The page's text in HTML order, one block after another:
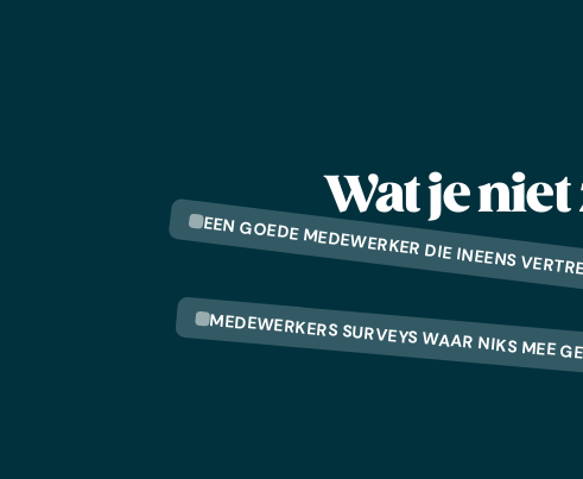
Wat je
EEN GOEDE MEDEWERKER DIE INEENS
MEDEWERKERS SURVEYS WAAR NIKS MEE